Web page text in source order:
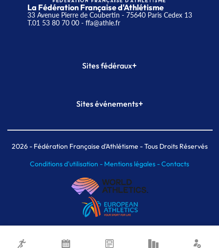
La Fédération Française d'Athlétisme
33 Avenue Pierre de Coubertin - 75640 Paris Cedex 13
T.01 53 80 70 00- ffa@athle.fr
Sites fédéraux+
Plateforme Formation
Sites événements+
Meeting de Paris indoor
MAIF Ekiden de Paris
2026- Fédération Française d'Athlétisme - Tous Droits Réservés
Conditions d'utilisation - Mentions légales -Contacts